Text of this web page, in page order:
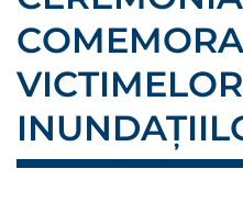
VICTIMELOR